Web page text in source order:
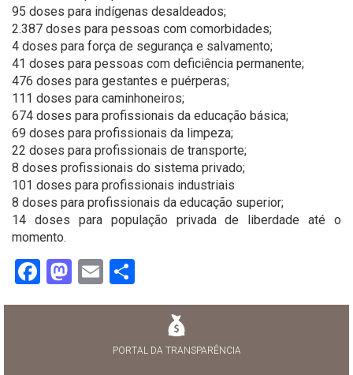
95 doses para indígenas desaldeados;
2.387 doses para pessoas com comorbidades;
4 doses para força de segurança e salvamento;
41 doses para pessoas com deficiência permanente;
476 doses para gestantes e puérperas;
111 doses para caminhoneiros;
674 doses para profissionais da educação básica;
69 doses para profissionais da limpeza;
22 doses para profissionais de transporte;
8 doses profissionais do sistema privado;
101 doses para profissionais industriais
8 doses para profissionais da educação superior;
14 doses para população privada de liberdade até o
momento.
Facebook
Mastodon
Email
PORTAL DA TRANSPARÊNCIA